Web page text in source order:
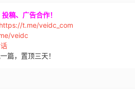
稿、广告合作！
https://t.me/veidc_com
veidc
篇，置顶三天！